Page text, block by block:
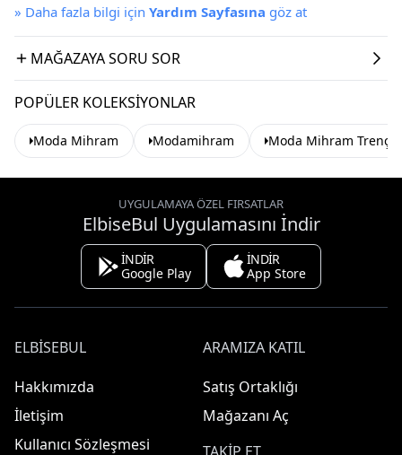
» Daha fazla bilgi için Yardım Sayfasına göz at
MAĞAZAYA SORU SOR
POPÜLER KOLEKSIYONLAR
Moda Mihram Modamihram Moda Mihram
UYGULAMAYA ÖZEL FIRSATLAR
ElbiseBul Uygulamasını İndir
İNDİR
Google Play
İNDİR
App Store
ELBISEBUL
Hakkımızda
İletişim
Kullanıcı Sözleşmesi
ARAMIZA KATIL
Satış Ortaklığı
Mağazanı Aç